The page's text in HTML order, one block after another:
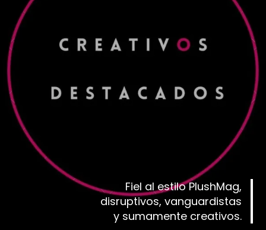
Fiel al estilo PlushMag,
disruptivos, vanguardistas
y sumamente creativos.